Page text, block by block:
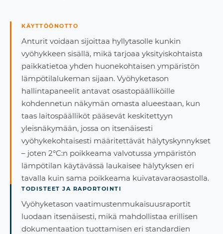
KÄYTTÖÖNOTTO
Anturit voidaan sijoittaa hyllytasolle kunkin
vyöhykkeen sisällä, mikä tarjoaa yksityiskohtaista
paikkatietoa yhden huonekohtaisen ympäristön
lämpötilalukeman sijaan. Vyöhyketason
hallintapaneelit antavat osastopäälliköille
kohdennetun näkymän omasta alueestaan, kun
taas laitospäälliköt pääsevät keskitettyyn
yleisnäkymään, jossa on itsenäisesti
vyöhykekohtaisesti määritettävät hälytyskynnykset
– joten 2°C:n poikkeama valvotussa ympäristön
lämpötilan käytävässä laukaisee hälytyksen eri
tavalla kuin sama poikkeama kuivatavaraosastolla.
TODISTEET JA RAPORTOINTI
Vyöhyketason vaatimustenmukaisuusraportit
luodaan itsenäisesti, mikä mahdollistaa erillisen
dokumentaation tuottamisen eri standardien